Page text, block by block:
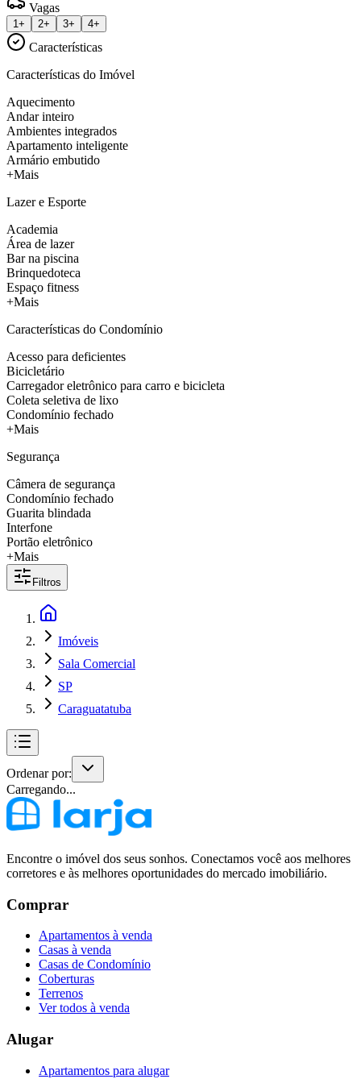
Vagas
1+ 2+ 3+ 4+
Características
Características do Imóvel
Aquecimento
Andar inteiro
Ambientes integrados
Apartamento inteligente
Armário embutido
+Mais
Lazer e Esporte
Academia
Área de lazer
Bar na piscina
Brinquedoteca
Espaço fitness
+Mais
Características do Condomínio
Acesso para deficientes
Bicicletário
Carregador eletrônico para carro e bicicleta
Coleta seletiva de lixo
Condomínio fechado
+Mais
Segurança
Câmera de segurança
Condomínio fechado
Guarita blindada
Interfone
Portão eletrônico
+Mais
Filtros
Imóveis
Sala Comercial
SP
Caraguatatuba
Ordenar por:
Carregando...
Encontre o imóvel dos seus sonhos. Conectamos você aos melhores
corretores e às melhores oportunidades do mercado imobiliário.
Comprar
Apartamentos à venda
Casas à venda
Casas de Condomínio
Coberturas
Terrenos
Ver todos à venda
Alugar
Apartamentos para alugar